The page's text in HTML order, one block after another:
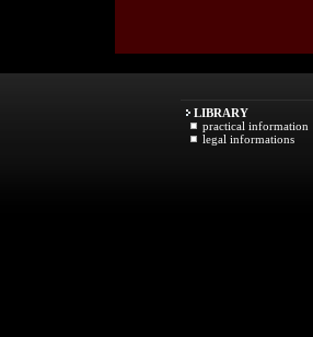
LIBRARY
practical information
legal informations